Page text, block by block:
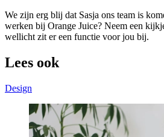
We zijn erg blij dat Sasja ons team is
werken bij Orange Juice? Neem een
wellicht zit er een functie voor jou bij.
Lees ook
Design